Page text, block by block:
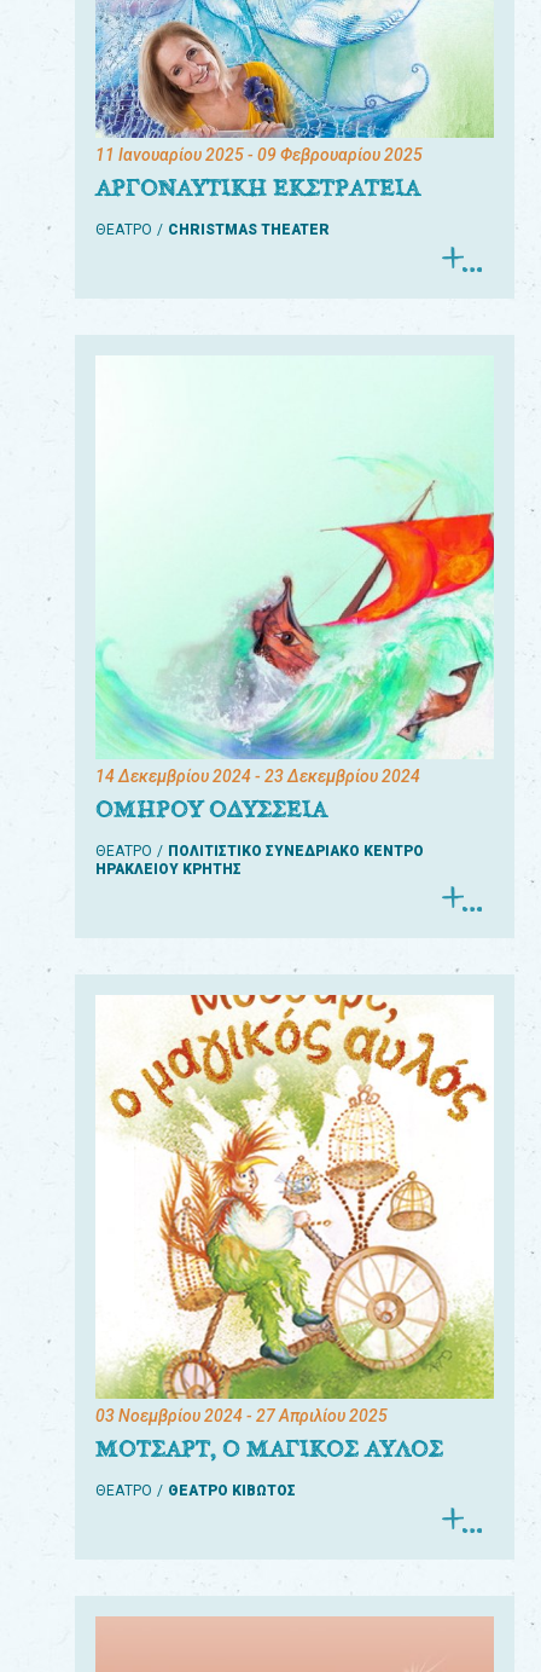
11 Ιανουαρίου 2025- 09 Φεβρουαρίου 2025
ΑΡΓΟΝΑΥΤΙΚΗ ΕΚΣΤΡΑΤΕΙΑ
ΘΕΑΤΡΟ CHRISTMAS THEATER
14 Δεκεμβρίου 2024- 23 Δεκεμβρίου 2024
ΟΜΗΡΟΥ ΟΔΥΣΣΕΙΑ
ΘΕΑΤΡΟ
ΠΟΛΙΤΙΣΤΙΚΟ ΣΥΝΕΔΡΙΑΚΟ ΚΕΝΤΡΟ
ΗΡΑΚΛΕΙΟΥ ΚΡΗΤΗΣ
03 Νοεμβρίου 2024- 27 Απριλίου 2025
ΜΟΤΣΑΡΤ, Ο ΜΑΓΙΚΟΣ ΑΥΛΟΣ
ΘΕΑΤΡΟ ΘΕΑΤΡΟ ΚΙΒΩΤΟΣ